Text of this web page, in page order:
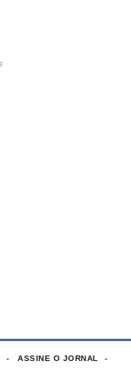
ASSINE O JORNAL